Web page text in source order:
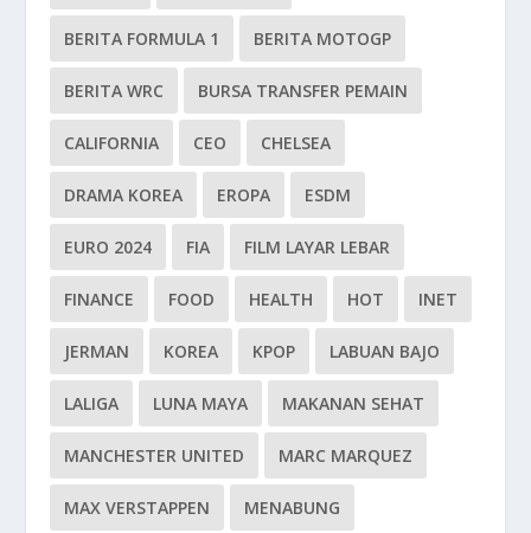
BERITA FORMULA 1 BERITA MOTOGP
BERITA WRC BURSA TRANSFER PEMAIN
CALIFORNIA CEO CHELSEA
DRAMA KOREA EROPA ESDM
EURO 2024 FIA FILM LAYAR LEBAR
FINANCE FOOD HEALTH HOT INET
JERMAN KOREA KPOP LABUAN BAJO
LALIGA LUNA MAYA MAKANAN SEHAT
MANCHESTER UNITED MARC MARQUEZ
MAX VERSTAPPEN MENABUNG